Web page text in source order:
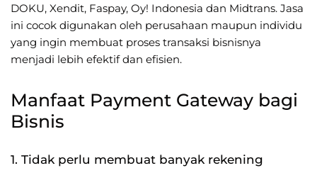
DOKU, Xendit, Faspay, Oy! Indonesia dan Midtrans. Jasa
ini cocok digunakan oleh perusahaan maupun individu
yang ingin membuat proses transaksi bisnisnya
menjadi lebih efektif dan efisien.
Manfaat Payment Gateway bagi
Bisnis
1. Tidak perlu membuat banyak rekening